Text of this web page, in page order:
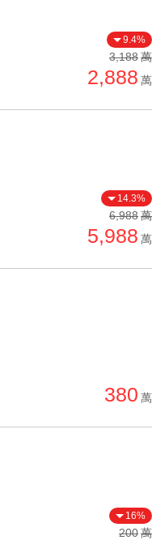
單價高 → 低
降價幅度高 → 低
刷新時間舊 → 新
月熱門度高 → 低
9.4%
3,188萬
2,888 萬
14.3%
6,988萬
5,988 萬
380 萬
16%
200萬